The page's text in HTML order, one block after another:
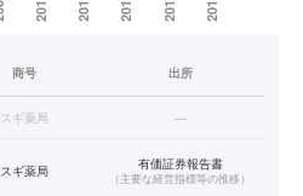
商号 出所
スギ薬局 —
スギ薬局 有価証券報告書
（主要な経営指標等の推移）